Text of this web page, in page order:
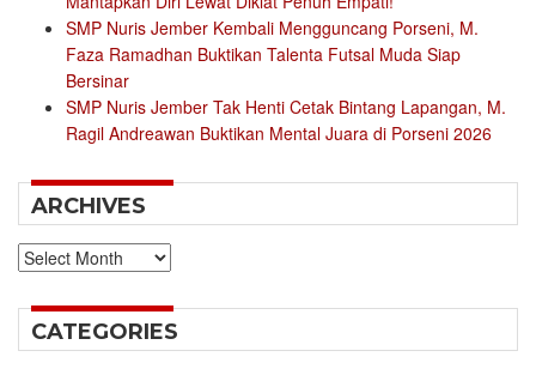
SMP Nuris Jember Kembali Mengguncang Porseni, M.
Faza Ramadhan Buktikan Talenta Futsal Muda Siap
Bersinar
SMP Nuris Jember Tak Henti Cetak Bintang Lapangan, M.
Ragil Andreawan Buktikan Mental Juara di Porseni 2026
ARCHIVES
Archives
CATEGORIES